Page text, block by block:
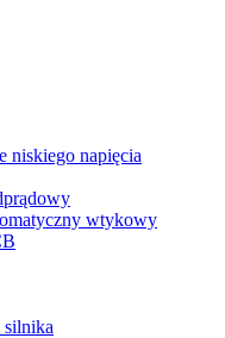
niskiego napięcia
wtykowy
silnika